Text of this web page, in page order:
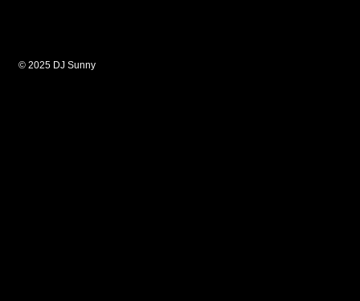
© 2025 DJ Sunny